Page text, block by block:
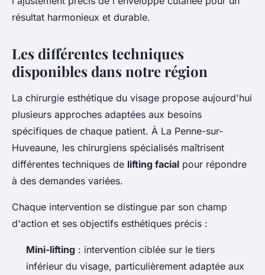
résultat harmonieux et durable.
Les différentes techniques
disponibles dans notre région
La chirurgie esthétique du visage propose aujourd'hui
plusieurs approches adaptées aux besoins
spécifiques de chaque patient. À La Penne-sur-
Huveaune, les chirurgiens spécialisés maîtrisent
différentes techniques de lifting facial pour répondre
à des demandes variées.
Chaque intervention se distingue par son champ
d'action et ses objectifs esthétiques précis :
Mini-lifting : intervention ciblée sur le tiers
inférieur du visage, particulièrement adaptée aux